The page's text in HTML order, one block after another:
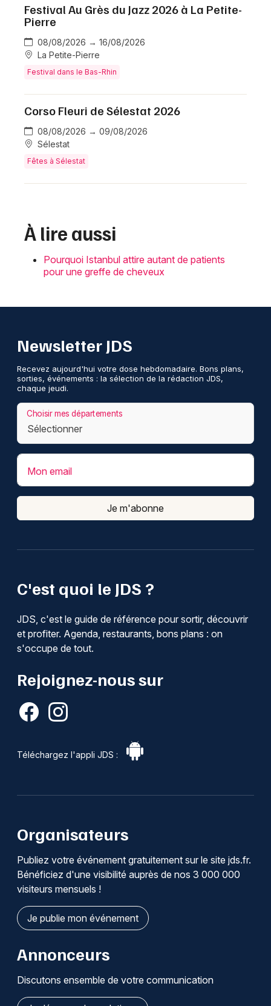
Festival Au Grès du Jazz 2026 à La Petite-
Pierre
08/08/2026 → 16/08/2026
La Petite-Pierre
Festival dans le Bas-Rhin
Corso Fleuri de Sélestat 2026
08/08/2026 → 09/08/2026
Sélestat
Fêtes à Sélestat
À lire aussi
Pourquoi Istanbul attire autant de patients
pour une greffe de cheveux
C'est quoi le JDS ?
JDS, c'est le guide de référence pour sortir, découvrir
et profiter. Agenda, restaurants, bons plans : on
s'occupe de tout.
Rejoignez-nous sur
Téléchargez l'appli JDS :
Newsletter JDS
Recevez aujourd'hui votre dose hebdomadaire. Bons plans,
sorties, événements : la sélection de la rédaction JDS,
chaque jeudi.
Choisir mes départements
Mon email
Je m'abonne
Organisateurs
Publiez votre événement gratuitement sur le site jds.fr.
Bénéficiez d'une visibilité auprès de nos 3 000 000
visiteurs mensuels !
Je publie mon événement
Annonceurs
Discutons ensemble de votre communication